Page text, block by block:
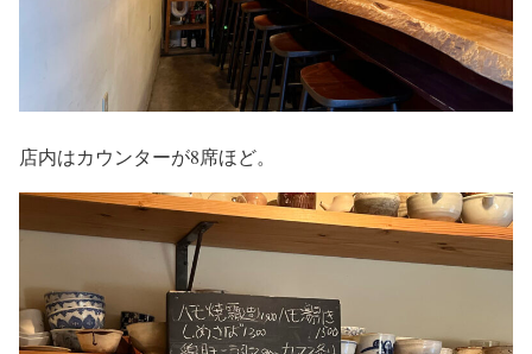
店内はカウンターが8席ほど。